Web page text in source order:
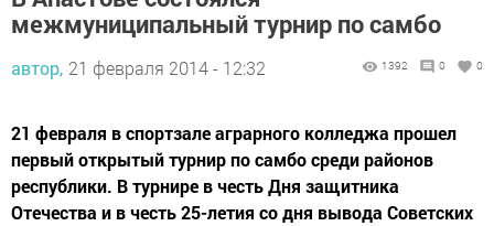
межмуниципальный турнир по самбо
автор, 21 февраля 2014 - 12:32 1392 0 0
21 февраля в спортзале аграрного колледжа прошел
первый открытый турнир по самбо среди районов
республики. В турнире в честь Дня защитника
Отечества и в честь 25-летия со дня вывода Советских